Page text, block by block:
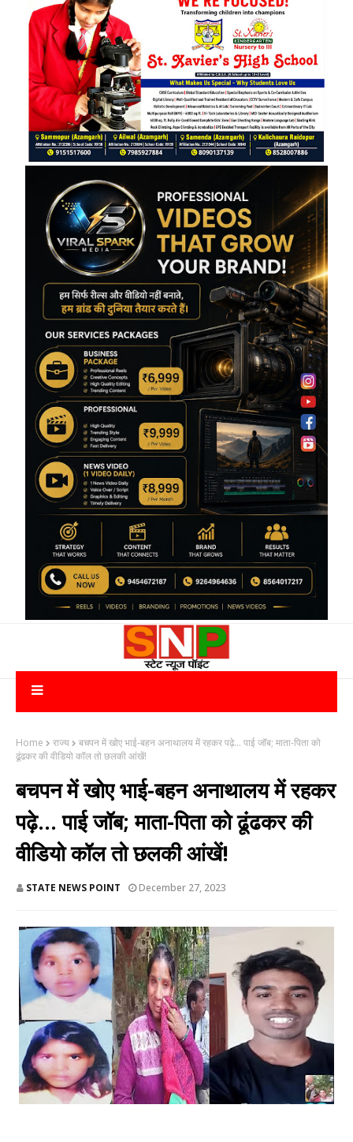
Home राज्य
बचपन में खोए भाई-बहन अनाथालय में रहकर पढ़े... पाई जॉब; माता-पिता को
ढूंढकर की वीडियो कॉल तो छलकी आंखें!
बचपन में खोए भाई-बहन अनाथालय में रहकर
पढ़े... पाई जॉब; माता-पिता को ढूंढकर की
वीडियो कॉल तो छलकी आंखें!
STATE NEWS POINT December 27, 2023